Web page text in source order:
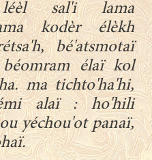
sal'i lama
kodèr élèkh
bé'atsmotaï
élaï kol
ma tichto'ha'hi,
alaï : ho'hili
yéchou'ot panaï,